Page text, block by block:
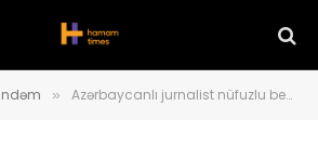
» Azərbaycanlı jurnalist nüfuzlu beynəlxalq media mükafatına layiq görülüb